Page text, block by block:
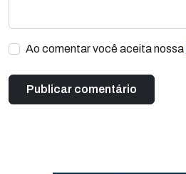
Ao comentar você aceita nossa